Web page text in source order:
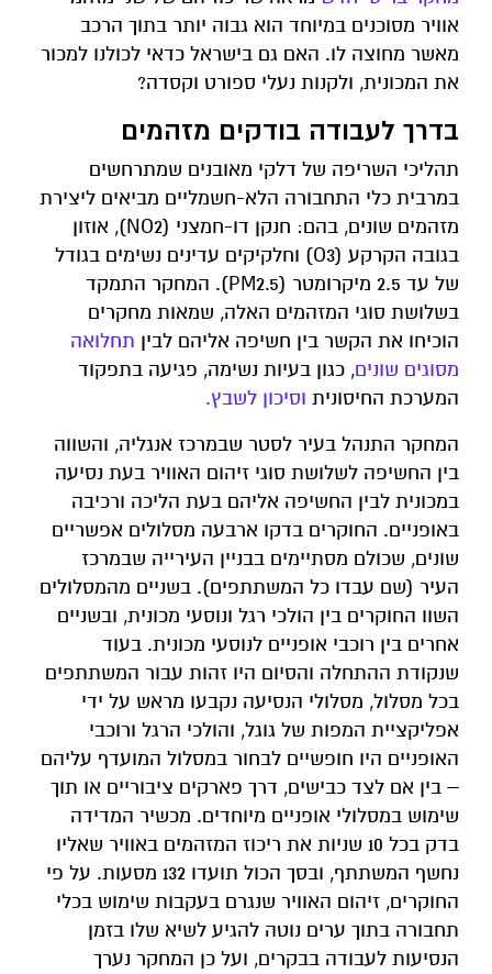
אוויר מסוכנים במיוחד הוא גבוה יותר בתוך הרכב
מאשר מחוצה לו. האם גם בישראל כדאי לכולנו למכור
את המכונית, ולקנות נעלי ספורט וקסדה?
בדרך לעבודה בודקים מזהמים
תהליכי השריפה של דלקי מאובנים שמתרחשים
במרבית כלי התחבורה הלא-חשמליים מביאים ליצירת
מזהמים שונים, בהם: חנקן דו-חמצני (NO2), אוזון
בגובה הקרקע (O3) וחלקיקים עדינים נשימים בגודל
של עד 2.5 מיקרומטר (PM2.5). המחקר התמקד
בשלושת סוגי המזהמים האלה, שמאות מחקרים
הוכיחו את הקשר בין חשיפה אליהם לבין תחלואה
מסוגים שונים, כגון בעיות נשימה, פגיעה בתפקוד
המערכת החיסונית וסיכון לשבץ.
המחקר התנהל בעיר לסטר שבמרכז אנגליה, והשווה
בין החשיפה לשלושת סוגי זיהום האוויר בעת נסיעה
במכונית לבין החשיפה אליהם בעת הליכה ורכיבה
באופניים. החוקרים בדקו ארבעה מסלולים אפשריים
שונים, שכולם מסתיימים בבניין העירייה שבמרכז
העיר (שם עבדו כל המשתתפים). בשניים מהמסלולים
השוו החוקרים בין הולכי רגל ונוסעי מכונית, ובשניים
אחרים בין רוכבי אופניים לנוסעי מכונית. בעוד
שנקודת ההתחלה והסיום היו זהות עבור המשתתפים
בכל מסלול, מסלולי הנסיעה נקבעו מראש על ידי
אפליקציית המפות של גוגל, והולכי הרגל ורוכבי
האופניים היו חופשיים לבחור במסלול המועדף עליהם
– בין אם לצד כבישים, דרך פארקים ציבוריים או תוך
שימוש במסלולי אופניים מיוחדים. מכשיר המדידה
בדק בכל 10 שניות את ריכוז המזהמים באוויר שאליו
נחשף המשתתף, ובסך הכול תועדו 132 מסעות. על פי
החוקרים, זיהום האוויר שנגרם בעקבות שימוש בכלי
תחבורה בתוך ערים נוטה להגיע לשיא שלו בזמן
הנסיעות לעבודה בבקרים, ועל כן המחקר נערך